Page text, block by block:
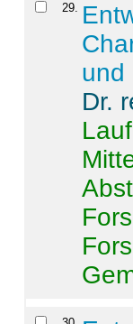
29.
und
Dr.